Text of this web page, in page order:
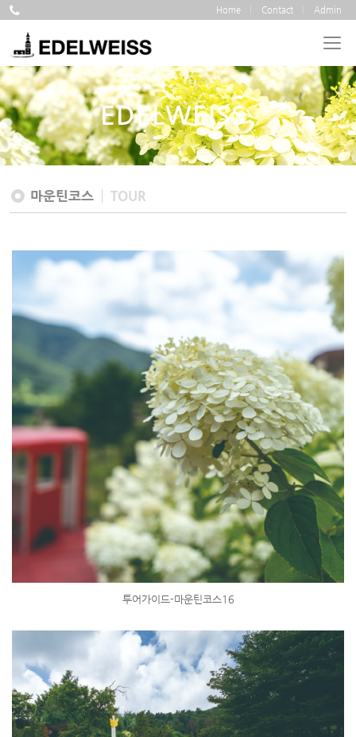
Home Contact Admin
EDELWEISS
마운틴코스 TOUR
투어가이드-마운틴코스16